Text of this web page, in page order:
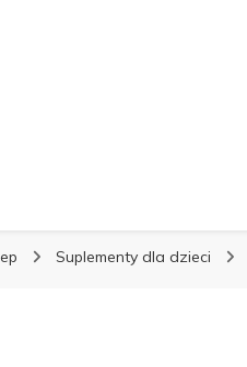
Suplementy dla dzieci